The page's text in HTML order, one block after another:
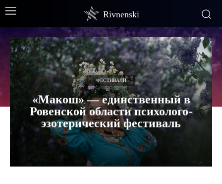
Rivnenski
ФЕСТИВАЛИ
«Макош» — единственный в
Ровенской области психолого-
эзотерический фестиваль